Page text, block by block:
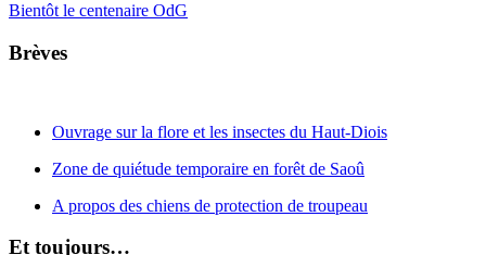
Bientôt le centenaire OdG
Brèves
Ouvrage sur la flore et les insectes du Haut-Diois
Zone de quiétude temporaire en forêt de Saoû
A propos des chiens de protection de troupeau
Et toujours…